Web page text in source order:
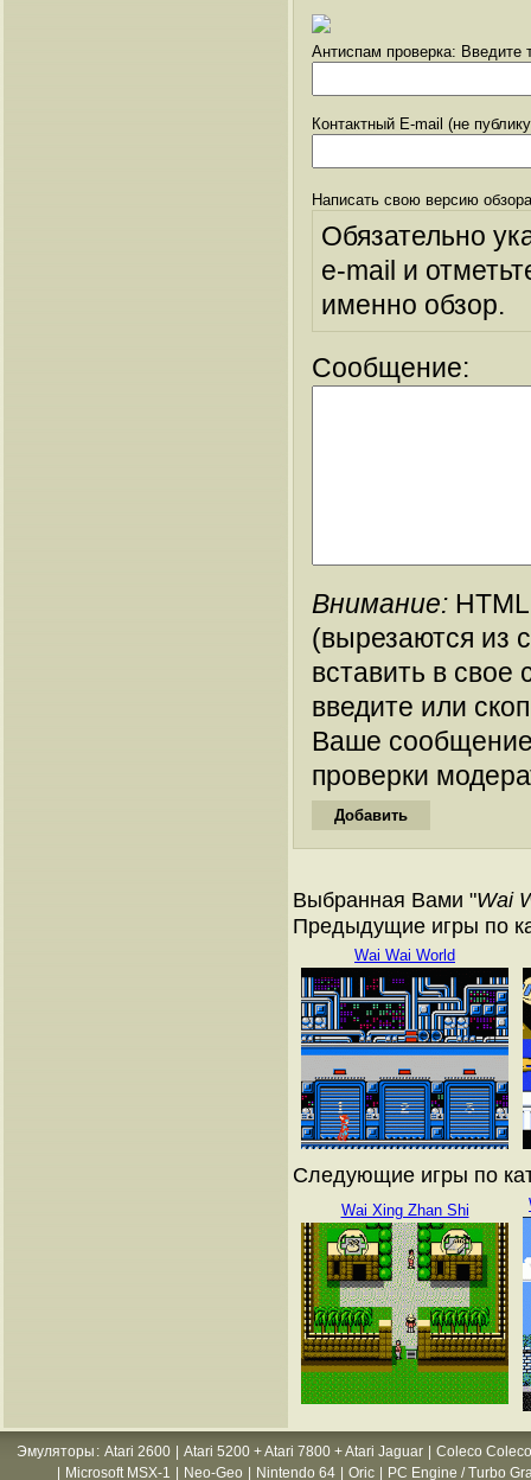
Антиспам проверка: Введите
Контактный E-mail (не
Написать свою версию
Обязательно
e-mail и
именно обзор.
Сообщение:
Внимание:
(вырезаются из
вставить в
введите или
Ваше
проверки
Выбранная Вами "Wai
Предыдущие игры по
Wai Wai World
Следующие игры по
Wai Xing Zhan Shi
Эмуляторы : Atari 2600 Atari 5200 + Atari 7800 + Atari Jaguar
Coleco
Microsoft MSX-1 Neo-Geo Nintendo 64 Oric PC Engine / Turbo